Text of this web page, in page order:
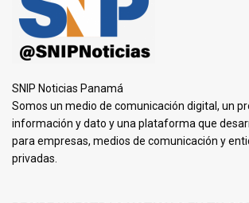
SNIP Noticias Panamá
Somos un medio de comunicación digital, un
información y dato y una plataforma que
para empresas, medios de comunicación y
privadas.